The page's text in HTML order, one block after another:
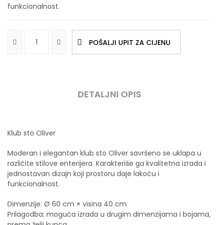
funkcionalnost.
POŠALJI UPIT ZA CIJENU
DETALJNI OPIS
Klub sto Oliver
Moderan i elegantan klub sto Oliver savršeno se uklapa u
različite stilove enterijera. Karakteriše ga kvalitetna izrada i
jednostavan dizajn koji prostoru daje lakoću i
funkcionalnost.
Dimenzije: Ø 60 cm × visina 40 cm
Prilagodba: moguća izrada u drugim dimenzijama i bojama,